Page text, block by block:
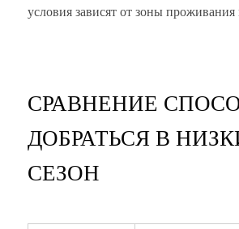
условия зависят от зоны
СРАВНЕНИЕ
ДОБРАТЬСЯ В
СЕЗОН